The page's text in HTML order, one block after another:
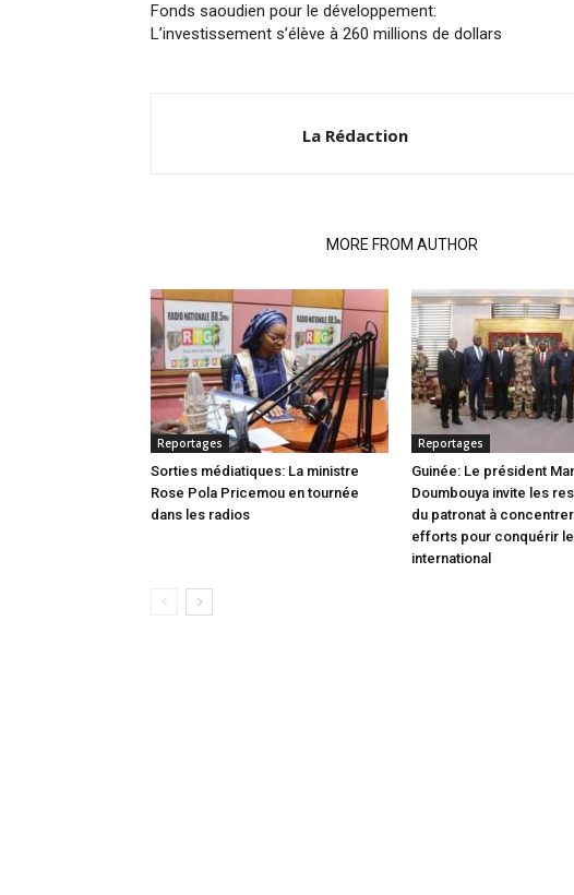
Fonds saoudien pour le développement:
L’investissement s’élève à 260 millions de dollars
La Rédaction
MORE FROM AUTHOR
Reportages
Sorties médiatiques: La ministre
Rose Pola Pricemou en tournée
dans les radios
Reportages
Guinée: Le président
Doumbouya invite les
du patronat à
efforts pour conquérir
international